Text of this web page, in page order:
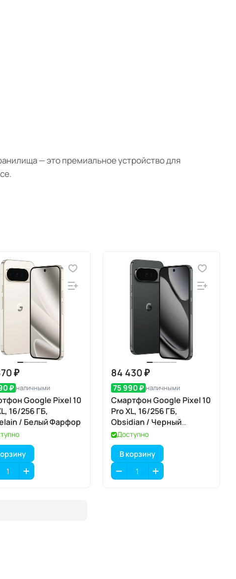
— это премиальное устройство для
₽
₽ наличными
Google Pixel 10
16/256 ГБ,
/ Белый Фарфор
84 430 ₽
75 990 ₽ наличными
Смартфон Google Pixel 10
Pro XL, 16/256 ГБ,
Obsidian / Черный
Обсидиан
Доступно
В корзину